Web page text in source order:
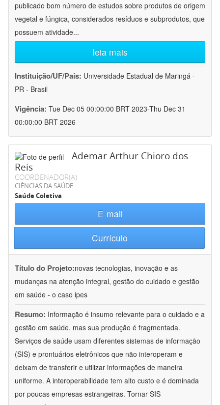
publicado bom número de estudos sobre produtos de origem
vegetal e fúngica, considerados resíduos e subprodutos, que
possuem atividade...
leia mais
Instituição/UF/País: Universidade Estadual de Maringá -
PR - Brasil
Vigência: Tue Dec 05 00:00:00 BRT 2023-Thu Dec 31
00:00:00 BRT 2026
Ademar Arthur Chioro dos
Reis
COORDENADOR(A)
CIÊNCIAS DA SAÚDE
Saúde Coletiva
E-mail
Currículo
Título do Projeto:novas tecnologias, inovação e as
mudanças na atenção integral, gestão do cuidado e gestão
em saúde - o caso ipes
Resumo: Informação é insumo relevante para o cuidado e a
gestão em saúde, mas sua produção é fragmentada.
Serviços de saúde usam diferentes sistemas de informação
(SIS) e prontuários eletrônicos que não interoperam e
deixam de transferir e utilizar informações de maneira
uniforme. A interoperabilidade tem alto custo e é dominada
por poucas empresas estrangeiras. Tornar SIS